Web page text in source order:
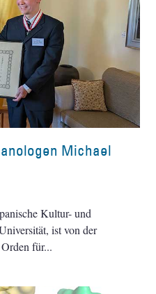
Michael
Kultur- und
ist von der
für